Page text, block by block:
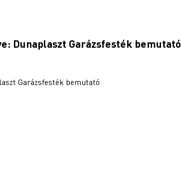
Dunaplaszt Garázsfesték bemutató
Garázsfesték bemutató